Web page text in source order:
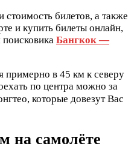
билетов, а также
и купить билеты онлайн,
Бангкок —
примерно в 45 км к северу
по центра можно за
которые довезут Вас
на самолёте